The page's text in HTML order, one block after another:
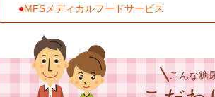
MFSメディカルフードサービス
こんな糖